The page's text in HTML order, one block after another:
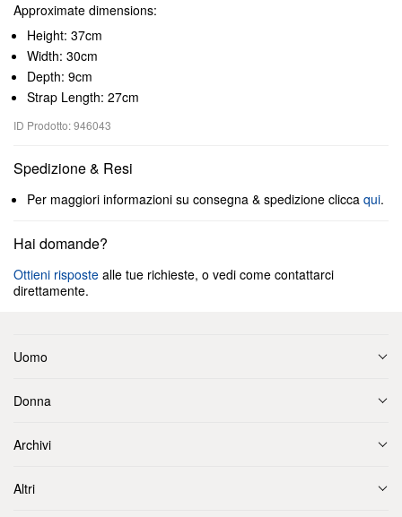
Approximate dimensions:
Height: 37cm
Width: 30cm
Depth: 9cm
Strap Length: 27cm
ID Prodotto: 946043
Spedizione & Resi
Per maggiori informazioni su consegna & spedizione clicca qui.
Hai domande?
Ottieni risposte alle tue richieste, o vedi come contattarci
direttamente.
Uomo
Donna
Archivi
Altri